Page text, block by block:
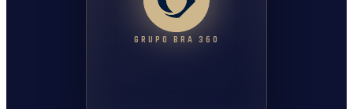
GRUPO BRA 360